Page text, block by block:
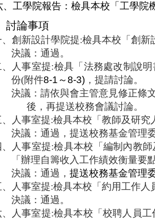
工學院報告：檢具本校「工學院
討論事項
創新設計學院提:檢具本校「創新
決議：通過。
人事室提:檢具 「 法務處改制說明
份(附件8-1 ～8-3) ，提請討論。
決議：請依與會主管意見修正條
後，再提送校務會議討論。
人事室提:檢具本校「教師及研究
決議：通過，提送校務基金管理
人事室提:檢具本校「編制內教
「辦理自籌收入工作績效衡量要
決議：通過 ，提送校務基金管理
人事室提:檢具本校「約用工作人
決議：通過。
人事室提:檢具本校「校聘人員工